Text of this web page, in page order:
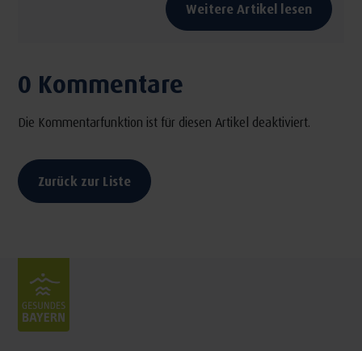
Weitere Artikel lesen
0 Kommentare
Die Kommentarfunktion ist für diesen Artikel deaktiviert.
Zurück zur Liste